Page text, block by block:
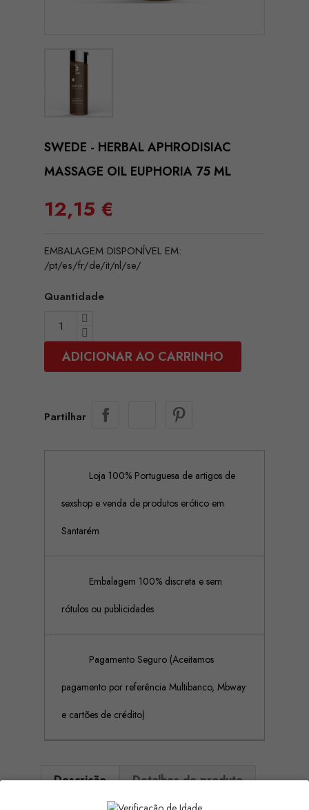
SWEDE - HERBAL APHRODISIAC
MASSAGE OIL EUPHORIA 75 ML
12,15 €
EMBALAGEM DISPONÍVEL EM:
/pt/es/fr/de/it/nl/se/
Quantidade
ADICIONAR AO CARRINHO
Partilhar
Loja 100% Portuguesa de artigos de
sexshop e venda de produtos erótico em
Santarém
Embalagem 100% discreta e sem
rótulos ou publicidades
Pagamento Seguro (Aceitamos
pagamento por referência Multibanco, Mbway
e cartões de crédito)
Descrição Detalhes do produto